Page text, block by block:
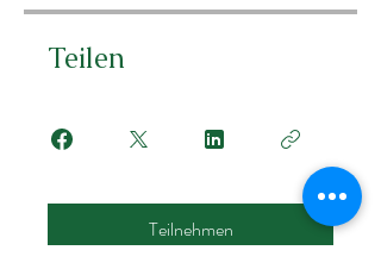
Teilen
Teilnehmen